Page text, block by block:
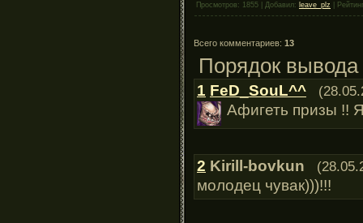
Просмотров: 1855 | Добавил: leave_plz |
Всего комментариев: 13
Порядок
1 FeD_SouL^^
Афигеть призы !!
2 Kirill-bovkun
молодец чувак)))!!!